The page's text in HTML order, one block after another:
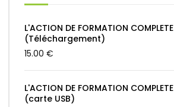
L'ACTION DE FORMATION COMPLETE
(Téléchargement)
15.00 €
L'ACTION DE FORMATION COMPLETE
(carte USB)